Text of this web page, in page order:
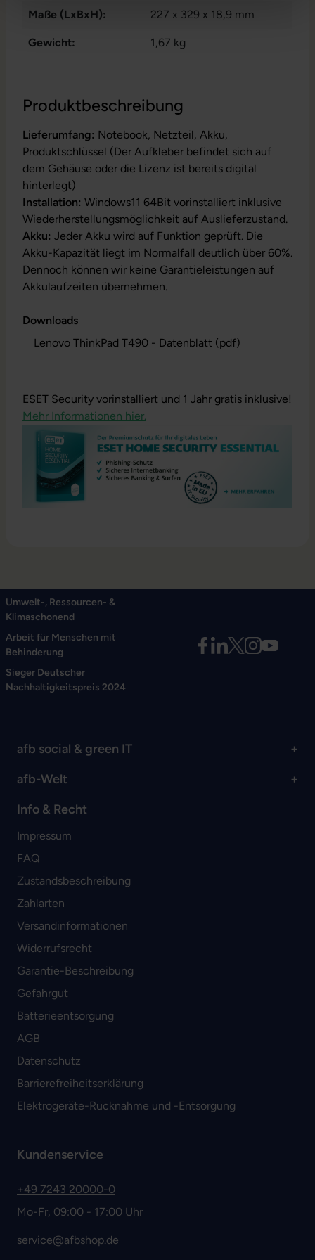
Produktbeschreibung
Lieferumfang: Notebook, Netzteil, Akku,
Produktschlüssel (Der Aufkleber befindet sich auf
dem Gehäuse oder die Lizenz ist bereits digital
hinterlegt)
Installation: Windows11 64Bit vorinstalliert inklusive
Wiederherstellungsmöglichkeit auf Auslieferzustand.
Akku: Jeder Akku wird auf Funktion geprüft. Die
Akku-Kapazität liegt im Normalfall deutlich über 60%.
Dennoch können wir keine Garantieleistungen auf
Akkulaufzeiten übernehmen.
Downloads
Lenovo ThinkPad T490 - Datenblatt (pdf)
ESET Security vorinstalliert und 1 Jahr gratis inklusive!
Mehr Informationen hier.
Maße (LxBxH): 227 x 329 x 18,9 mm
Gewicht: 1,67 kg
Umwelt-, Ressourcen- &
Klimaschonend
Arbeit für Menschen mit
Behinderung
Sieger Deutscher
Nachhaltigkeitspreis 2024
afb social & green IT
afb-Welt
Info & Recht
Impressum
FAQ
Zustandsbeschreibung
Zahlarten
Versandinformationen
Widerrufsrecht
Garantie-Beschreibung
Gefahrgut
Batterieentsorgung
AGB
Datenschutz
Barrierefreiheitserklärung
Elektrogeräte-Rücknahme und -Entsorgung
Kundenservice
+49 7243 20000-0
Mo-Fr, 09:00 - 17:00 Uhr
service@afbshop.de